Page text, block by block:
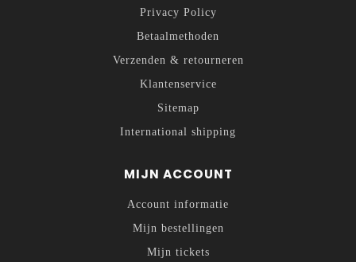
Privacy Policy
Betaalmethoden
Verzenden & retourneren
Klantenservice
Sitemap
International shipping
MIJN ACCOUNT
Account informatie
Mijn bestellingen
Mijn tickets